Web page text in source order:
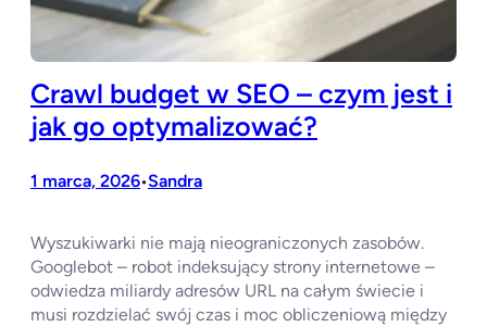
Crawl budget w SEO – czym jest i
jak go optymalizować?
1 marca, 2026•Sandra
Wyszukiwarki nie mają nieograniczonych zasobów.
Googlebot – robot indeksujący strony internetowe –
odwiedza miliardy adresów URL na całym świecie i
musi rozdzielać swój czas i moc obliczeniową między